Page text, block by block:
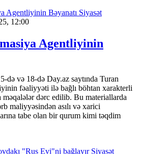
Siyasət
12:00
Agentliyinin
də və 18-də Day.az saytında Turan
fəaliyyəti ilə bağlı böhtan xarakterli
dərc edilib. Bu materiallarda
maliyyəsindən asılı və xarici
tabe olan bir qurum kimi təqdim
Siyasət